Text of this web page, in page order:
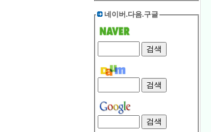
네이버.다음.구글